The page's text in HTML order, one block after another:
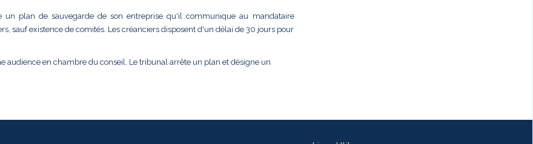
un plan de sauvegarde de son entreprise qu'il communique au mandataire
sauf existence de comités. Les créanciers disposent d'un délai de 30 jours pour
audience en chambre du conseil. Le tribunal arrête un plan et désigne un